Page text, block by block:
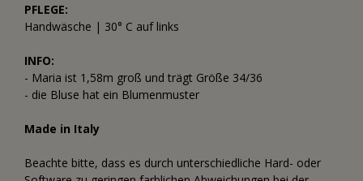
PFLEGE:
Handwäsche | 30° C auf links
INFO:
- Maria ist 1,58m groß und trägt Größe 34/36
- die Bluse hat ein Blumenmuster
Made in Italy
Beachte bitte, dass es durch unterschiedliche Hard- oder